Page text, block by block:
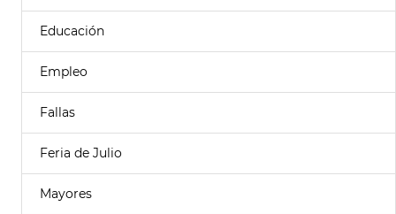
Educación
Empleo
Fallas
Feria de Julio
Mayores